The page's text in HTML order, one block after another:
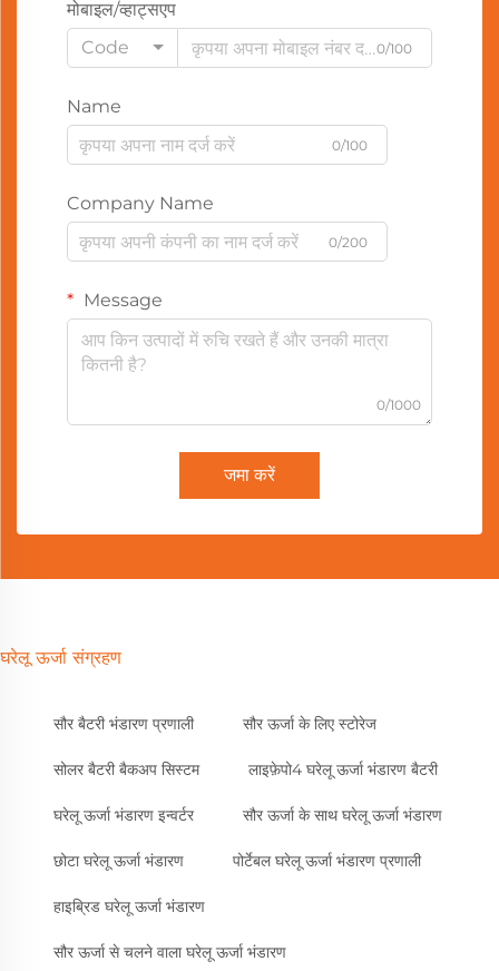
मोबाइल/व्हाट्सएप
Code
0/100
Name
0/100
Company Name
0/200
Message
0/1000
जमा करें
घरेलू ऊर्जा संग्रहण
सौर बैटरी भंडारण प्रणाली सौर ऊर्जा के लिए स्टोरेज
सोलर बैटरी बैकअप सिस्टम लाइफ़ेपो4 घरेलू ऊर्जा भंडारण बैटरी
घरेलू ऊर्जा भंडारण इन्वर्टर सौर ऊर्जा के साथ घरेलू ऊर्जा भंडारण
छोटा घरेलू ऊर्जा भंडारण पोर्टेबल घरेलू ऊर्जा भंडारण प्रणाली
हाइब्रिड घरेलू ऊर्जा भंडारण
सौर ऊर्जा से चलने वाला घरेलू ऊर्जा भंडारण